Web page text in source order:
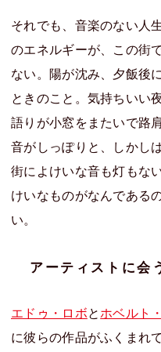
それでも、音楽のない人
のエネルギーが、この街
ない。陽が沈み、夕飯後
ときのこと。気持ちいい
語りが小窓をまたいで路
音がしっぽりと、しかし
街によけいな音も灯もな
けいなものがなんである
い。
アーティストに会
エドゥ・ロボとホベルト
に彼らの作品がふくまれ